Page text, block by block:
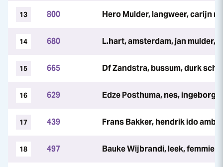
13 800 Hero Mulder, langweer, carijn
14 680 L.hart, amsterdam, jan mulder,
15 665 Df Zandstra, bussum, durk
16 629 Edze Posthuma, nes, ingeborg
17 439 Frans Bakker, hendrik ido
18 497 Bauke Wijbrandi, leek, femmie